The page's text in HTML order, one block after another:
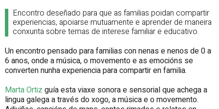
Encontro deseñado para que as familias poidan compartir
experiencias, apoiarse mutuamente e aprender de maneira
conxunta sobre temas de interese familiar e educativo.
Un encontro pensado para familias con nenas e nenos de 0 a
6 anos, onde a música, o movemento e as emocións se
converten nunha experiencia para compartir en familia.
Marta Ortiz guía esta viaxe sonora e sensorial que achega a
lingua galega a través do xogo, a música e o movemento.